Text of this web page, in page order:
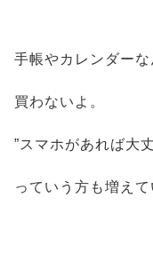
手帳やカレンダーな
買わないよ。
”スマホがあれば大
っていう方も増えて